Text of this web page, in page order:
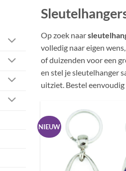
Op zoek naar
volledig naar eigen
of duizenden voor een
en stel je sleutelhanger
uitziet. Bestel
NIEUW